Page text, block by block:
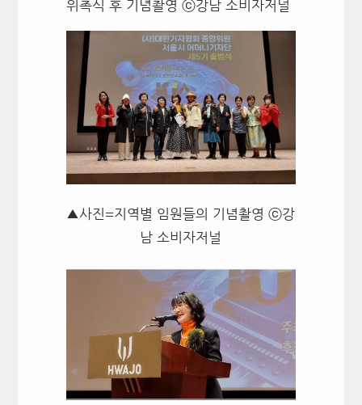
위촉식 후 기념촬영 ⓒ강남 소비자저널
▲사진=지역별 임원들의 기념촬영 ⓒ강
남 소비자저널